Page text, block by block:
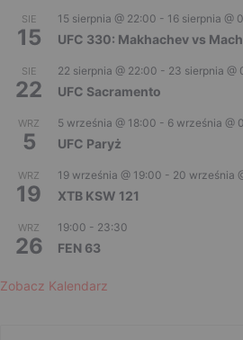
SIE
15
15 sierpnia @ 22:00 - 16 sierpnia @
UFC 330: Makhachev vs
SIE
22
22 sierpnia @ 22:00 - 23 sierpnia @
UFC Sacramento
WRZ
5
5 września @ 18:00 - 6 września @
UFC Paryż
WRZ
19
19 września @ 19:00 - 20 września
XTB KSW 121
WRZ
26
19:00 - 23:30
FEN 63
Zobacz Kalendarz